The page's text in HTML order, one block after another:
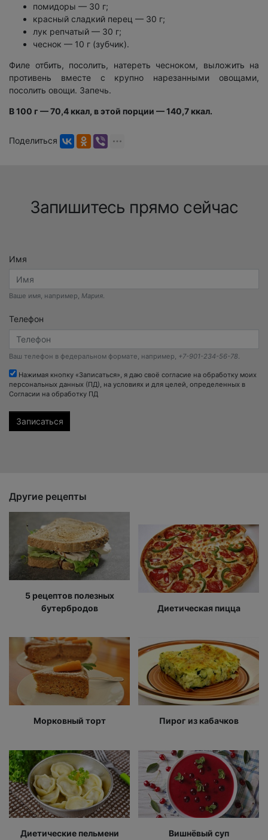
помидоры — 30 г;
красный сладкий перец — 30 г;
лук репчатый — 30 г;
чеснок — 10 г (зубчик).
Филе отбить, посолить, натереть чесноком, выложить на
противень вместе с крупно нарезанными овощами,
посолить овощи. Запечь.
В 100 г — 70,4 ккал, в этой порции — 140,7 ккал.
Поделиться
Запишитесь прямо сейчас
Имя
Ваше имя, например, Мария.
Телефон
Ваш телефон в федеральном формате, например, +7-901-234-56-78
Нажимая кнопку «Записаться», я даю своё согласие на обработку моих
персональных данных (ПД), на условиях и для целей, определенных в
Согласии на обработку ПД
Другие рецепты
5 рецептов полезных
бутербродов
Морковный торт
Диетические пельмени
Диетическая пицца
Пирог из кабачков
Вишнёвый суп